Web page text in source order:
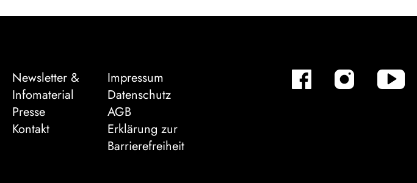
Newsletter &
Infomaterial
Presse
Kontakt
Impressum
Datenschutz
AGB
Erklärung zur
Barrierefreiheit